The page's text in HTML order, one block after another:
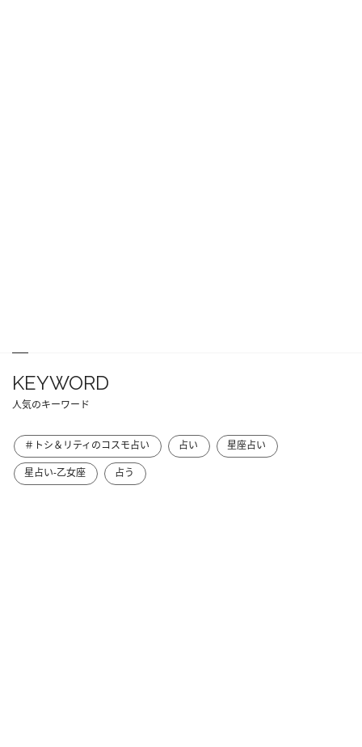
KEYWORD
人気のキーワード
＃トシ＆リティのコスモ占い 占い
星座占い
星占い-乙女座
占う